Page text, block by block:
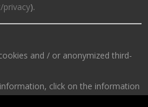
privacy).
and / or anonymized third-
click on the information